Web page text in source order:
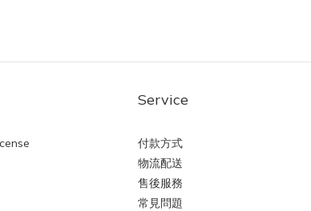
Service
付款方式
物流配送
售後服務
常見問題